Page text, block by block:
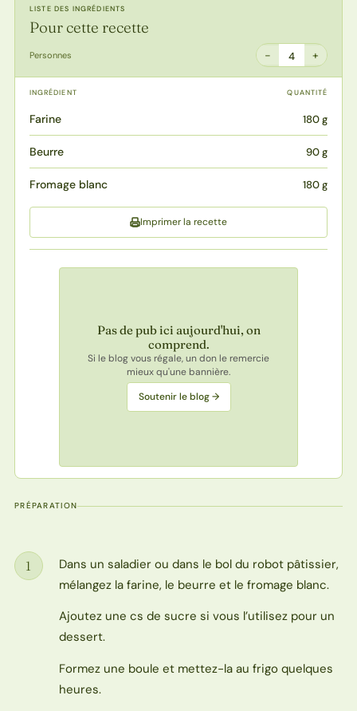
LISTE DES INGRÉDIENTS
Pour cette recette
Personnes − 4 +
INGRÉDIENT QUANTITÉ
Farine 180 g
Beurre 90 g
Fromage blanc 180 g
Imprimer la recette
Pas de pub ici aujourd'hui, on
comprend.
Si le blog vous régale, un don le remercie
mieux qu'une bannière.
Soutenir le blog →
PRÉPARATION
Étape
1
Dans un saladier ou dans le bol du robot pâtissier,
mélangez la farine, le beurre et le fromage blanc.
Ajoutez une cs de sucre si vous l’utilisez pour un
dessert.
Formez une boule et mettez-la au frigo quelques
heures.